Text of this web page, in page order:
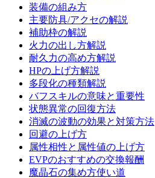
装備の組み方
主要防具/アクセの解説
補助枠の解説
火力の出し方解説
耐久力の高め方解説
HPの上げ方解説
多段化の種類解説
バフスキルの意味と重要性
状態異常の回復方法
消滅の波動の効果と対策方法
回避の上げ方
属性相性と属性値の上げ方
EVPのおすすめの交換報酬
魔晶石の集め方使い道